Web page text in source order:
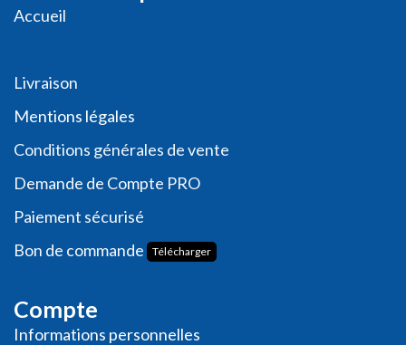
Accueil
Livraison
Mentions légales
Conditions générales de vente
Demande de Compte PRO
Paiement sécurisé
Bon de commande
Télécharger
Compte
Informations personnelles